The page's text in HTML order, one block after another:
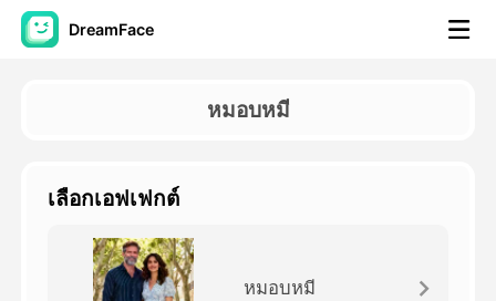
DreamFace
วิดีโอ AI
รูปถ่าย
หมอบหมี
เลือกเอฟเฟกต์
หมอบหมี